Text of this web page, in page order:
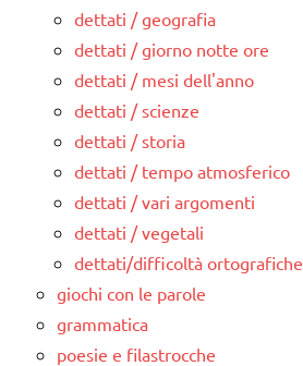
dettati / geografia
dettati / giorno notte ore
dettati / mesi dell'anno
dettati / scienze
dettati / storia
dettati / tempo atmosferico
dettati / vari argomenti
dettati / vegetali
dettati/difficoltà ortografiche
giochi con le parole
grammatica
poesie e filastrocche